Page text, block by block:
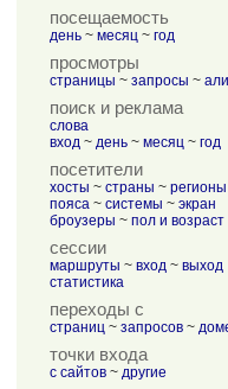
посещаемость
день ~ месяц ~ год
просмотры
страницы ~ запросы ~
поиск и реклама
слова
вход ~ день ~ месяц ~ год
посетители
хосты ~ страны ~ регионы
пояса ~ системы ~ экран
броузеры ~ пол и возраст
сессии
маршруты ~ вход ~ выход
статистика
переходы с
страниц ~ запросов ~
точки входа
с сайтов ~ другие